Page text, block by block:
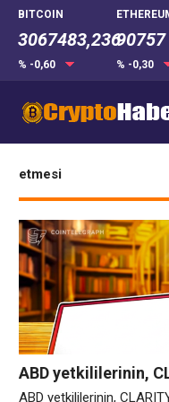
BITCOIN
3067483,236
% -0,60
90757
% -0,30
etmesi
ABD yetkililerinin,
kuralları uyarınca
ABD yetkililerinin,